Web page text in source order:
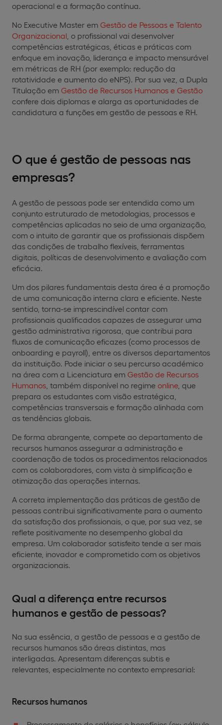
operacional e a formação contínua.
No Executive Master em Gestão de Pessoas e Talento
Organizacional , o profissional vai desenvolver
competências estratégicas, éticas e práticas com
enfoque em inovação, liderança e impacto mensurável
em métricas de RH (por exemplo: redução da
rotatividade e aumento do eNPS). Por sua vez, a Dupla
Titulação em Gestão de Recursos Humanos e Gestão
confere dois diplomas e alarga as oportunidades de
candidatura a funções em gestão de pessoas e RH.
O que é gestão de pessoas nas
empresas?
A gestão de pessoas pode ser entendida como um
conjunto estruturado de metodologias, processos e
competências aplicadas no seio de uma organização,
com o intuito de garantir que os profissionais dispõem
das condições de trabalho flexíveis, ferramentas
digitais, políticas de desenvolvimento e avaliação com
eficácia.
Um dos pilares fundamentais desta área é a promoção
de uma comunicação interna clara e eficiente. Neste
sentido, torna-se imprescindível contar com
profissionais qualificados capazes de assegurar uma
gestão administrativa rigorosa, que contribui para
fluxos de comunicação eficazes (como processos de
onboarding e payroll), entre os diversos departamentos
da instituição. Pode iniciar o seu percurso académico
na área com a Licenciatura em Gestão de Recursos
Humanos , também disponível no regime online, que
prepara os estudantes com visão estratégica,
competências transversais e formação alinhada com
as tendências globais.
De forma abrangente, compete ao departamento de
recursos humanos assegurar a administração e
coordenação de todos os procedimentos relacionados
com os colaboradores, com vista à simplificação e
otimização das operações internas.
A correta implementação das práticas de gestão de
pessoas contribui significativamente para o aumento
da satisfação dos profissionais, o que, por sua vez, se
reflete positivamente no desempenho global da
empresa. Um colaborador satisfeito tende a ser mais
eficiente, inovador e comprometido com os objetivos
organizacionais.
Qual a diferença entre recursos
humanos e gestão de pessoas?
Na sua essência, a gestão de pessoas e a gestão de
recursos humanos são áreas distintas, mas
interligadas. Apresentam diferenças subtis e
relevantes, especialmente no contexto empresarial:
Recursos humanos